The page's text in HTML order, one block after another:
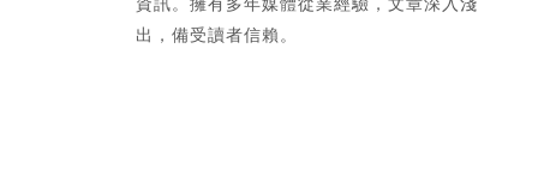
出，備受讀者信賴。